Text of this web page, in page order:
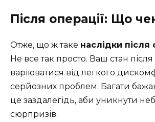
Після операції: Що
Отже, що ж таке наслідки після
Не все так просто. Ваш стан
варіюватися від легкого
серйозних проблем. Багати
це заздалегідь, аби уникнути
сюрпризів.